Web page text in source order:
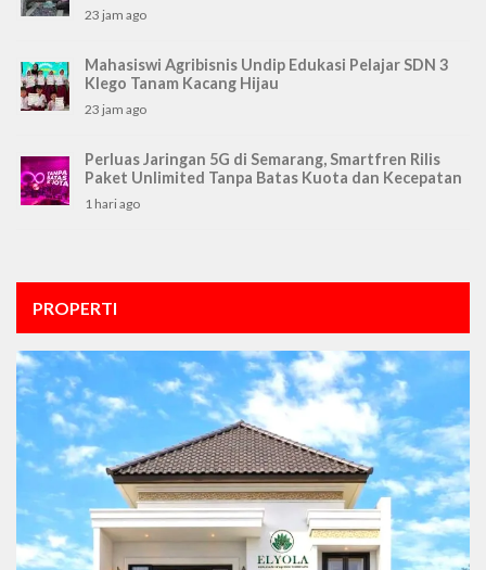
23 jam ago
Mahasiswi Agribisnis Undip Edukasi Pelajar SDN 3
Klego Tanam Kacang Hijau
23 jam ago
Perluas Jaringan 5G di Semarang, Smartfren Rilis
Paket Unlimited Tanpa Batas Kuota dan Kecepatan
1 hari ago
PROPERTI